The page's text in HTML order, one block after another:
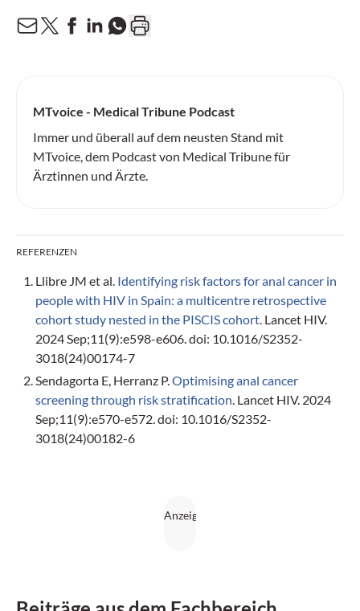
MTvoice - Medical Tribune Podcast
Immer und überall auf dem neusten Stand mit
MTvoice, dem Podcast von Medical Tribune für
Ärztinnen und Ärzte.
REFERENZEN
Llibre JM et al. Identifying risk factors for anal cancer in
people with HIV in Spain: a multicentre retrospective
cohort study nested in the PISCIS cohort . Lancet HIV.
2024 Sep;11(9):e598-e606. doi: 10.1016/S2352-
3018(24)00174-7
Sendagorta E, Herranz P. Optimising anal cancer
screening through risk stratification . Lancet HIV. 2024
Sep;11(9):e570-e572. doi: 10.1016/S2352-
3018(24)00182-6